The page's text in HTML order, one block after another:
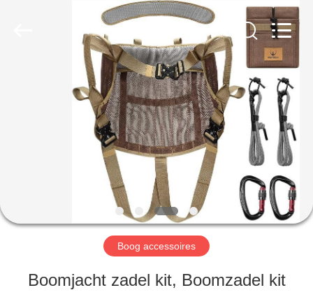
PRODUCTEN
ONGEVEER
FABRIEKSREIS
KWALITEITSCONTROLE
Boog accessoires
Boomjacht zadel kit, Boomzadel kit